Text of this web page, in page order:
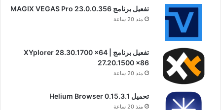
تفعيل برنامج MAGIX VEGAS Pro 23.0.0.356
منذ 20 ساعة
تفعيل برنامج XYplorer 28.30.1700 x64 |
27.20.1500 x86
منذ 20 ساعة
تحميل Helium Browser 0.15.3.1
منذ 20 ساعة